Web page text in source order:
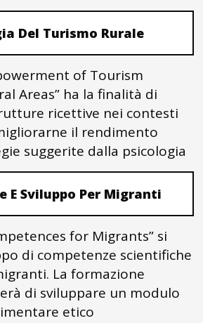
Del Turismo Rurale
of Tourism
Areas” ha la finalità di
ricettive nei contesti
il rendimento
suggerite dalla psicologia
E Sviluppo Per Migranti
for Migrants” si
di competenze scientifiche
La formazione
di sviluppare un modulo
etico